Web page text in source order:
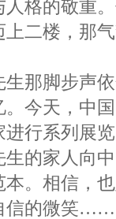
格的敬重
二楼，那
那脚步声依
今天，中
行系列展
的家人向
。相信，
信的微笑……